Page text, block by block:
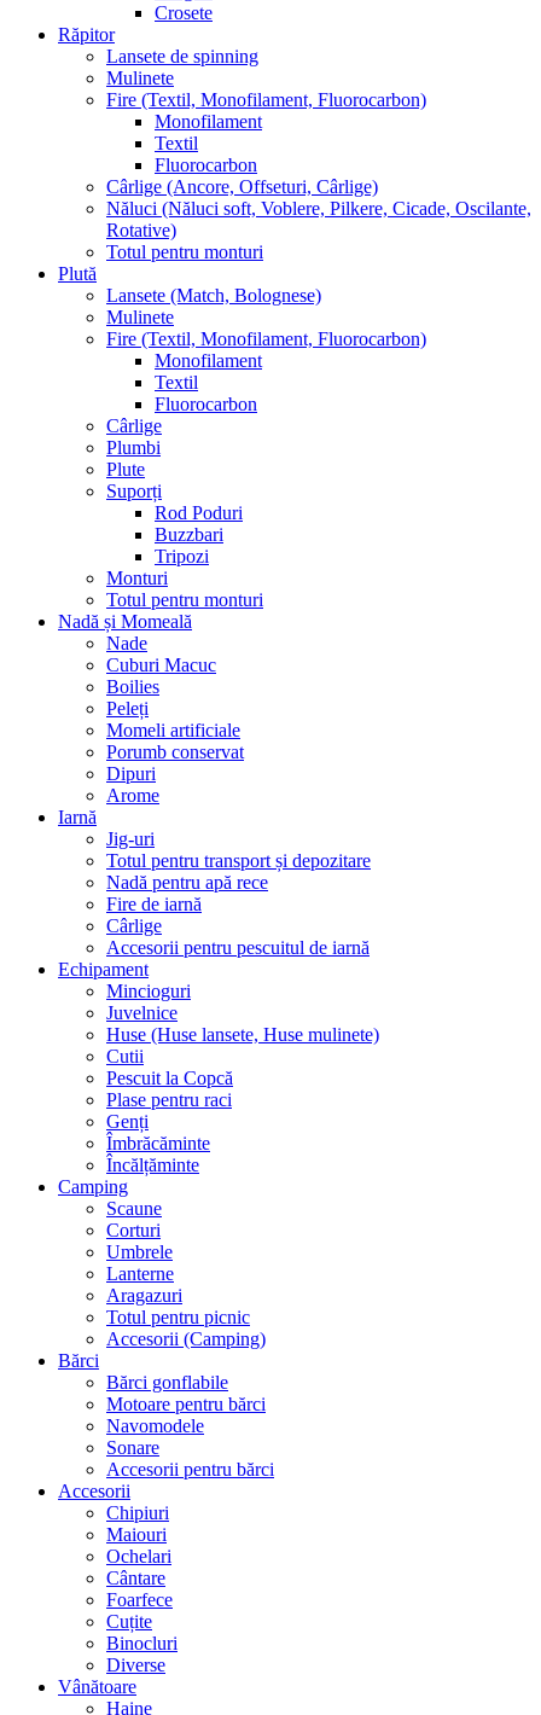
Crosete
Răpitor
Lansete de spinning
Mulinete
Fire (Textil, Monofilament, Fluorocarbon)
Monofilament
Textil
Fluorocarbon
Cârlige (Ancore, Offseturi, Cârlige)
Năluci (Năluci soft, Voblere, Pilkere, Cicade, Oscilante,
Rotative)
Totul pentru monturi
Plută
Lansete (Match, Bolognese)
Mulinete
Fire (Textil, Monofilament, Fluorocarbon)
Monofilament
Textil
Fluorocarbon
Cârlige
Plumbi
Plute
Suporți
Rod Poduri
Buzzbari
Tripozi
Monturi
Totul pentru monturi
Nadă și Momeală
Nade
Cuburi Macuc
Boilies
Peleți
Momeli artificiale
Porumb conservat
Dipuri
Arome
Iarnă
Jig-uri
Totul pentru transport și depozitare
Nadă pentru apă rece
Fire de iarnă
Cârlige
Accesorii pentru pescuitul de iarnă
Echipament
Mincioguri
Juvelnice
Huse (Huse lansete, Huse mulinete)
Cutii
Pescuit la Copcă
Plase pentru raci
Genți
Îmbrăcăminte
Încălțăminte
Camping
Scaune
Corturi
Umbrele
Lanterne
Aragazuri
Totul pentru picnic
Accesorii (Camping)
Bărci
Bărci gonflabile
Motoare pentru bărci
Navomodele
Sonare
Accesorii pentru bărci
Accesorii
Chipiuri
Maiouri
Ochelari
Cântare
Foarfece
Cuțite
Binocluri
Diverse
Vânătoare
Haine